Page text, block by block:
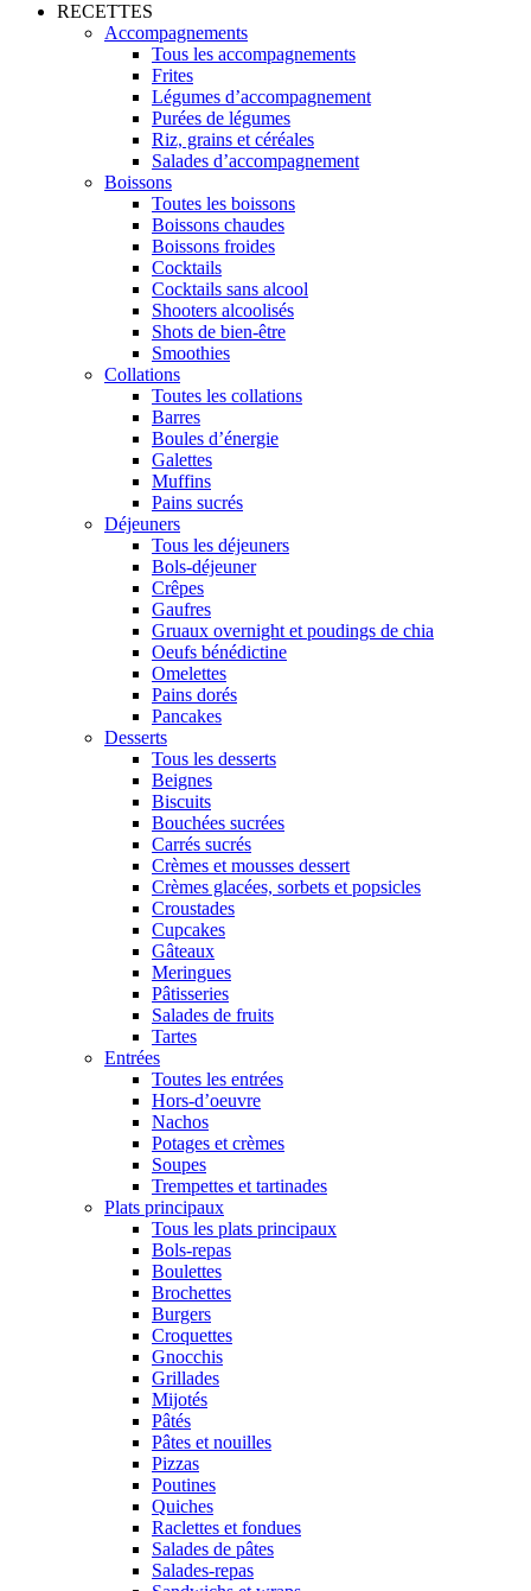
RECETTES
Accompagnements
Tous les accompagnements
Frites
Légumes d’accompagnement
Purées de légumes
Riz, grains et céréales
Salades d’accompagnement
Boissons
Toutes les boissons
Boissons chaudes
Boissons froides
Cocktails
Cocktails sans alcool
Shooters alcoolisés
Shots de bien-être
Smoothies
Collations
Toutes les collations
Barres
Boules d’énergie
Galettes
Muffins
Pains sucrés
Déjeuners
Tous les déjeuners
Bols-déjeuner
Crêpes
Gaufres
Gruaux overnight et poudings de chia
Oeufs bénédictine
Omelettes
Pains dorés
Pancakes
Desserts
Tous les desserts
Beignes
Biscuits
Bouchées sucrées
Carrés sucrés
Crèmes et mousses dessert
Crèmes glacées, sorbets et popsicles
Croustades
Cupcakes
Gâteaux
Meringues
Pâtisseries
Salades de fruits
Tartes
Entrées
Toutes les entrées
Hors-d’oeuvre
Nachos
Potages et crèmes
Soupes
Trempettes et tartinades
Plats principaux
Tous les plats principaux
Bols-repas
Boulettes
Brochettes
Burgers
Croquettes
Gnocchis
Grillades
Mijotés
Pâtés
Pâtes et nouilles
Pizzas
Poutines
Quiches
Raclettes et fondues
Salades de pâtes
Salades-repas